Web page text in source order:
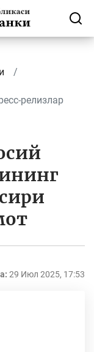
релизлар
29 Июл 2025, 17:53